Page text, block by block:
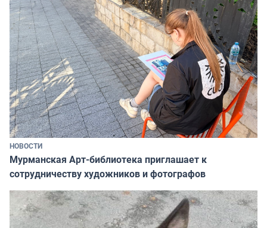
НОВОСТИ
Мурманская Арт-библиотека приглашает к
сотрудничеству художников и фотографов